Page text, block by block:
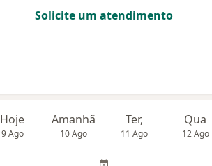
Solicite um atendimento
Hoje
9 Ago
Amanhã
10 Ago
Ter,
11 Ago
Qua
12 Ago